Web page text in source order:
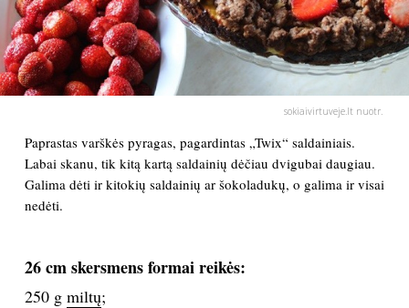
PSICHOLOGIJA
HOROSKOPAI
POLITIKA
LAISVALAIKIS
sokiaivirtuveje.lt nuotr.
Paprastas varškės pyragas, pagardintas „Twix“ saldainiais.
Labai skanu, tik kitą kartą saldainių dėčiau dvigubai daugiau.
Galima dėti ir kitokių saldainių ar šokoladukų, o galima ir visai
nedėti.
26 cm skersmens formai reikės:
250 g miltų;